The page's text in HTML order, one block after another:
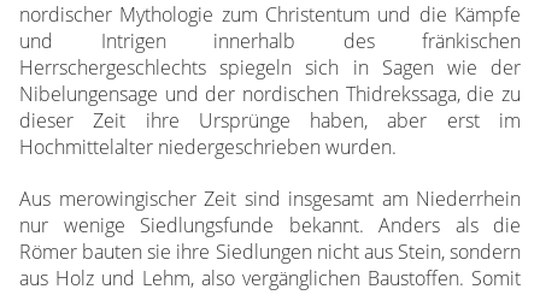
nordischer Mythologie zum Christentum und die Kämpfe
und Intrigen innerhalb des fränkischen
Herrschergeschlechts spiegeln sich in Sagen wie der
Nibelungensage und der nordischen Thidrekssaga, die zu
dieser Zeit ihre Ursprünge haben, aber erst im
Hochmittelalter niedergeschrieben wurden.
Aus merowingischer Zeit sind insgesamt am Niederrhein
nur wenige Siedlungsfunde bekannt. Anders als die
Römer bauten sie ihre Siedlungen nicht aus Stein, sondern
aus Holz und Lehm, also vergänglichen Baustoffen. Somit